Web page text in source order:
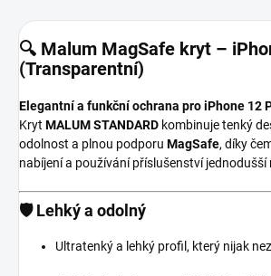
🔍 Malum MagSafe kryt –
(Transparentní)
Elegantní a funkční ochrana pro iPhone 12
Kryt MALUM STANDARD kombinuje tenký
odolnost a plnou podporu MagSafe, díky
nabíjení a používání příslušenství jednodušší
🛡️Lehký a odolný
Ultratenký a lehký profil, který nijak